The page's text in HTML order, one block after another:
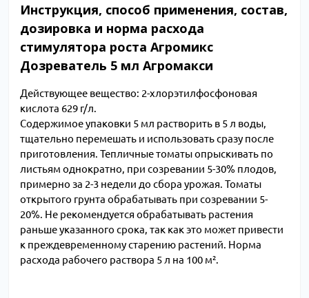
Инструкция, способ применения, состав,
дозировка и норма расхода
стимулятора роста Агромикс
Дозреватель 5 мл Агромакси
Действующее вещество: 2-хлорэтилфосфоновая
кислота 629 г/л.
Содержимое упаковки 5 мл растворить в 5 л воды,
тщательно перемешать и использовать сразу после
приготовления. Тепличные томаты опрыскивать по
листьям однократно, при созревании 5-30% плодов,
примерно за 2-3 недели до сбора урожая. Томаты
открытого грунта обрабатывать при созревании 5-
20%. Не рекомендуется обрабатывать растения
раньше указанного срока, так как это может привести
к преждевременному старению растений. Норма
расхода рабочего раствора 5 л на 100 м².